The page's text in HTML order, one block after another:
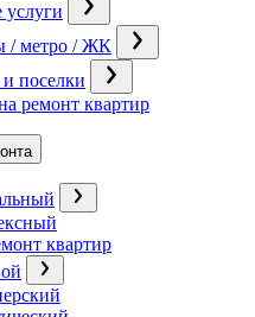
услуги
/ метро / ЖК
поселки
ремонт квартир
квартир